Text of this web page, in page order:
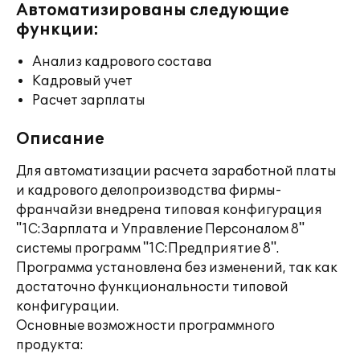
Автоматизированы следующие
функции:
Анализ кадрового состава
Кадровый учет
Расчет зарплаты
Описание
Для автоматизации расчета заработной платы
и кадрового делопроизводства фирмы-
франчайзи внедрена типовая конфигурация
"1C:Зарплата и Управление Персоналом 8"
системы программ "1С:Предприятие 8".
Программа установлена без изменений, так как
достаточно функциональности типовой
конфигурации.
Основные возможности программного
продукта: